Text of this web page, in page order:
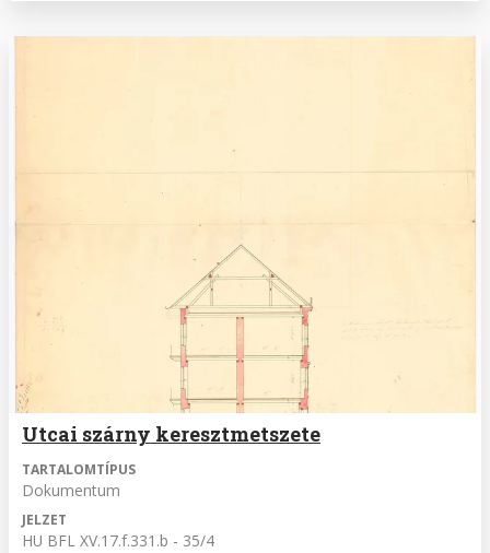
Utcai szárny keresztmetszete
TARTALOMTÍPUS
Dokumentum
JELZET
HU BFL XV.17.f.331.b - 35/4